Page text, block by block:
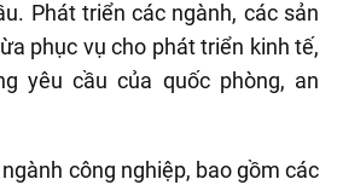
Phát triển các ngành, các sản
phục vụ cho phát triển kinh tế,
yêu cầu của quốc phòng, an
công nghiệp, bao gồm các